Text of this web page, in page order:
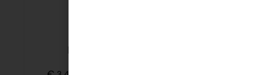
Fanta Orange 1,5 ltr fles